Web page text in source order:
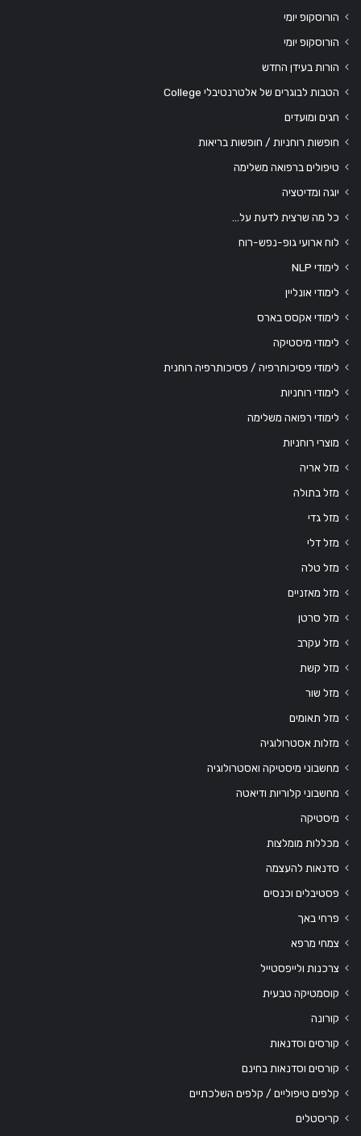
הורוסקופ יומי
הורוסקופ יומי
הורות בעידן החדש
הטבות לבוגרים של אלטרנטיבלי College
חגים ומועדים
חופשות רוחניות / חופשות בריאות
טיפולים ברפואה משלימה
יוגה ומדיטציה
כל מה שרצית לדעת על…
לוח ארועי גופ-נפש-רוח
לימודי NLP
לימודי אונליין
לימודי אקסס בארס
לימודי מיסטיקה
לימודי פסיכותרפיה / פסיכותרפיה רוחנית
לימודי רוחניות
לימודי רפואה משלימה
מוצרי רוחניות
מזל אריה
מזל בתולה
מזל גדי
מזל דלי
מזל טלה
מזל מאזניים
מזל סרטן
מזל עקרב
מזל קשת
מזל שור
מזל תאומים
מזלות אסטרולוגיה
מחשבוני מיסטיקה ואסטרולוגיה
מחשבוני קלוריות ודיאטה
מיסטיקה
מכללות מומלצות
סדנאות להעצמה
פסטיבלים וכנסים
פרחי באך
צמחי מרפא
צרכנות ולייפסטייל
קוסמטיקה טבעית
קורונה
קורסים וסדנאות
קורסים וסדנאות בחינם
קלפים טיפוליים / קלפים השלכתיים
קריסטלים